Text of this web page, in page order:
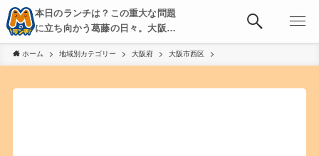
本日のランチは？この重大な問題
に立ち向かう葛藤の日々。大阪・
京都・神戸を中心とした食べ歩
き、飲み歩きを綴る。
ホーム 地域別カテゴリー 大阪府 大阪市西区